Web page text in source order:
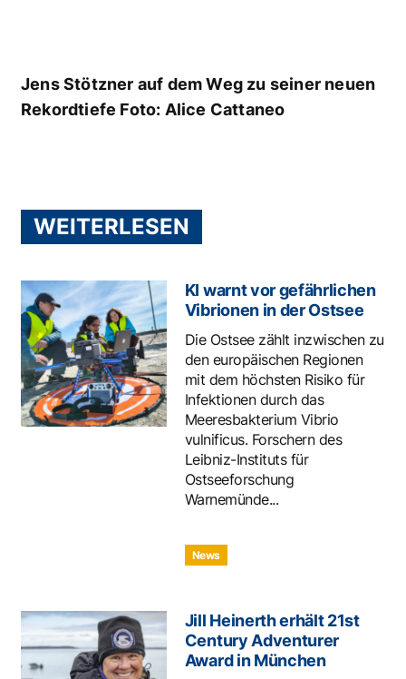
Jens Stötzner auf dem Weg zu seiner neuen
Rekordtiefe Foto: Alice Cattaneo
WEITERLESEN
KI warnt vor gefährlichen
Vibrionen in der Ostsee
Die Ostsee zählt inzwischen zu
den europäischen Regionen
mit dem höchsten Risiko für
Infektionen durch das
Meeresbakterium Vibrio
vulnificus. Forschern des
Leibniz-Instituts für
Ostseeforschung
Warnemünde...
News
Jill Heinerth erhält 21st
Century Adventurer
Award in München